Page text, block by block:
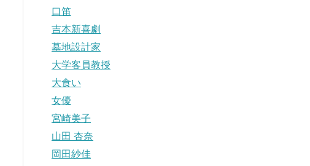
口笛
吉本新喜劇
墓地設計家
大学客員教授
大食い
女優
宮崎美子
山田 杏奈
岡田紗佳